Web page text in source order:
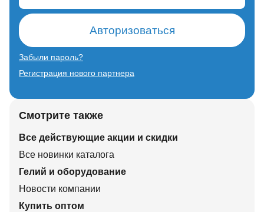
Авторизоваться
Забыли пароль?
Регистрация нового партнера
Смотрите также
Все действующие акции и скидки
Все новинки каталога
Гелий и оборудование
Новости компании
Купить оптом